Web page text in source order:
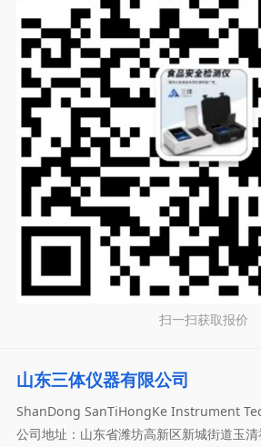
扫一扫获取报价
山东三体仪器有限公司
ShanDong SanTiHongKe Instrument
公司地址：山东省潍坊高新区新城街道玉